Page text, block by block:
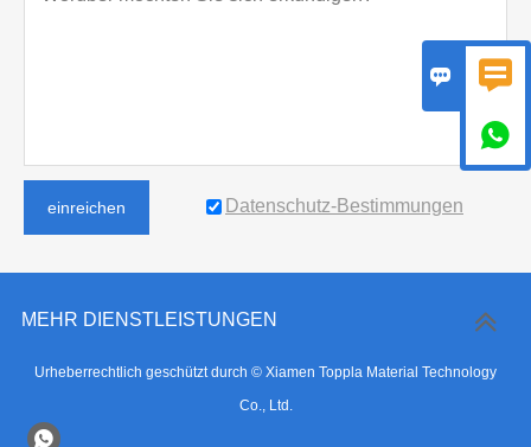
einreichen Datenschutz-Bestimmungen
MEHR DIENSTLEISTUNGEN
Urheberrechtlich geschützt durch © Xiamen Toppla Material Technology
Co., Ltd.

 
